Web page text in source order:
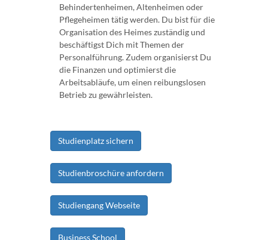
Behindertenheimen, Altenheimen oder
Pflegeheimen tätig werden. Du bist für die
Organisation des Heimes zuständig und
beschäftigst Dich mit Themen der
Personalführung. Zudem organisierst Du
die Finanzen und optimierst die
Arbeitsabläufe, um einen reibungslosen
Betrieb zu gewährleisten.
Studienplatz sichern
Studienbroschüre anfordern
Studiengang Webseite
Business School